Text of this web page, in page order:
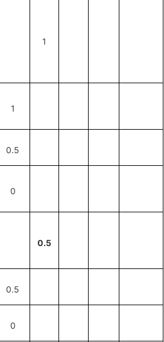
1
1
0.5
0
0.5
0.5
0